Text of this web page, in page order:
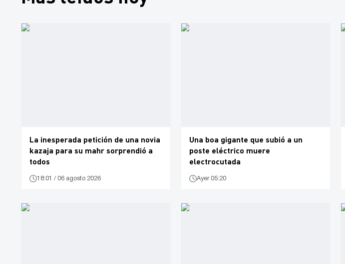
La inesperada petición de una novia
kazaja para su mahr sorprendió a
todos
18:01 / 06 agosto 2026
Una boa gigante que subió a un
poste eléctrico muere
electrocutada
Ayer 05:20